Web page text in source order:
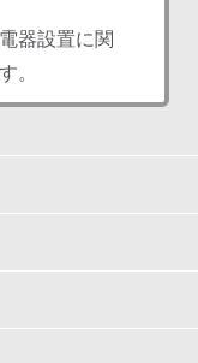
器設置に関
。